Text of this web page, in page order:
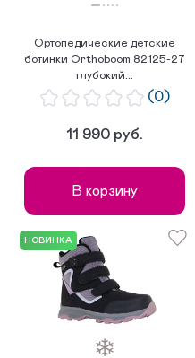
Ортопедические детские
ботинки Orthoboom 82125-27
глубокий...
(0)
11 990 руб.
В корзину
НОВИНКА